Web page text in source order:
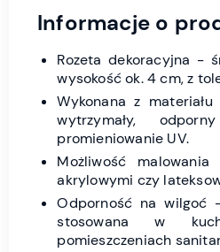
Informacje o
Rozeta dekoracyjna -
wysokość ok. 4 cm, z
Wykonana z materiału
wytrzymały,
promieniowanie UV.
Możliwość
akrylowymi czy
Odporność na wilgoć
stosowana w
pomieszczeniach